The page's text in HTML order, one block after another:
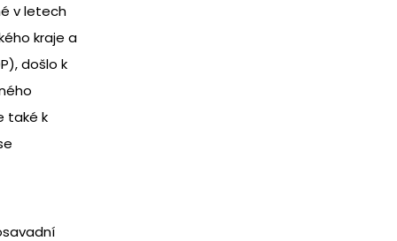
v letech
kraje a
došlo k
také k